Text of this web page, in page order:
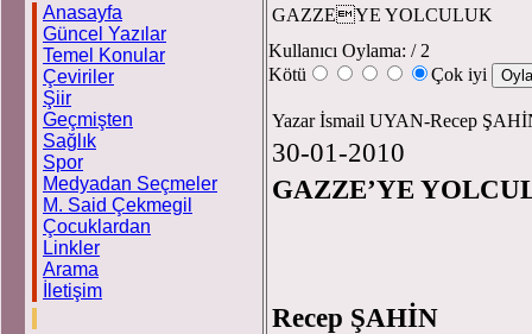
Anasayfa
Güncel Yazılar
Temel Konular
Çeviriler
Şiir
Geçmişten
Sağlık
Spor
Medyadan Seçmeler
M. Said Çekmegil
Çocuklardan
Linkler
Arama
İletişim
GAZZEYE YOLCULUK
Kullanıcı Oylama: / 2
Kötü
Çok iyi
Yazar İsmail UYAN-Recep
30-01-2010
Recep ŞAHİN